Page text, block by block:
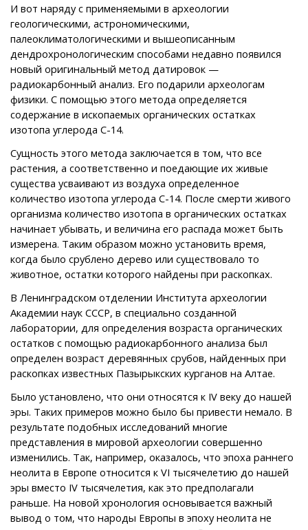
И вот наряду с применяемыми в археологии
геологическими, астрономическими,
палеоклиматологическими и вышеописанным
дендрохронологическим способами недавно появился
новый оригинальный метод датировок —
радиокарбонный анализ. Его подарили археологам
физики. С помощью этого метода определяется
содержание в ископаемых органических остатках
изотопа углерода С-14.
Сущность этого метода заключается в том, что все
растения, а соответственно и поедающие их живые
существа усваивают из воздуха определенное
количество изотопа углерода С-14. После смерти живого
организма количество изотопа в органических остатках
начинает убывать, и величина его распада может быть
измерена. Таким образом можно установить время,
когда было срублено дерево или существовало то
животное, остатки которого найдены при раскопках.
В Ленинградском отделении Института археологии
Академии наук СССР, в специально созданной
лаборатории, для определения возраста органических
остатков с помощью радиокарбонного анализа был
определен возраст деревянных срубов, найденных при
раскопках известных Пазырыкских курганов на Алтае.
Было установлено, что они относятся к IV веку до нашей
эры. Таких примеров можно было бы привести немало. В
результате подобных исследований многие
представления в мировой археологии совершенно
изменились. Так, например, оказалось, что эпоха раннего
неолита в Европе относится к VI тысячелетию до нашей
эры вместо IV тысячелетия, как это предполагали
раньше. На новой хронология основывается важный
вывод о том, что народы Европы в эпоху неолита не